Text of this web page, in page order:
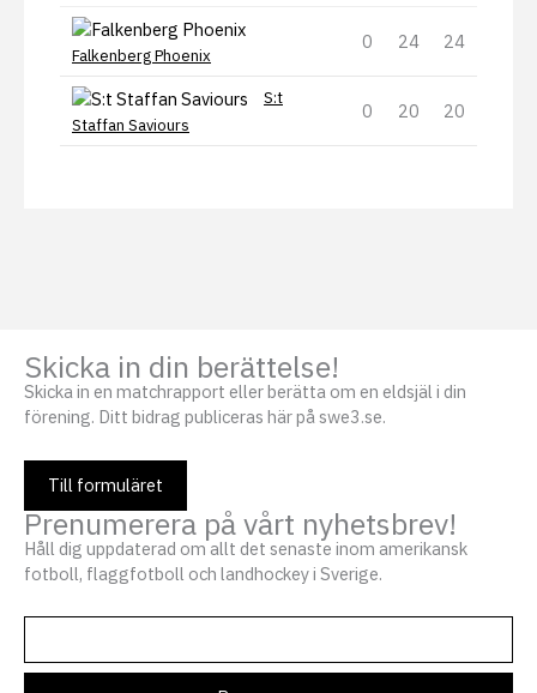
Falkenberg Phoenix
0 24 24
S:t
Staffan Saviours
0 20 20
Skicka in din berättelse!
Skicka in en matchrapport eller berätta om en eldsjäl i din
förening. Ditt bidrag publiceras här på swe3.se.
Till formuläret
Prenumerera på vårt nyhetsbrev!
Håll dig uppdaterad om allt det senaste inom amerikansk
fotboll, flaggfotboll och landhockey i Sverige.